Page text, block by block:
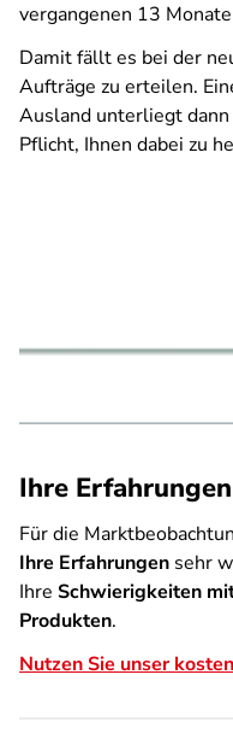
vergangenen 13
Damit fällt es bei der
Aufträge zu erteilen.
Ausland unterliegt
Pflicht, Ihnen dabei zu
Ihre
Für die
Ihre Erfahrungen sehr
Ihre Schwierigkeiten
Produkten.
Nutzen Sie unser